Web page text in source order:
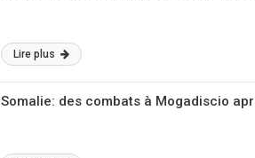
Lire plus
Somalie: des combats à Mogadiscio